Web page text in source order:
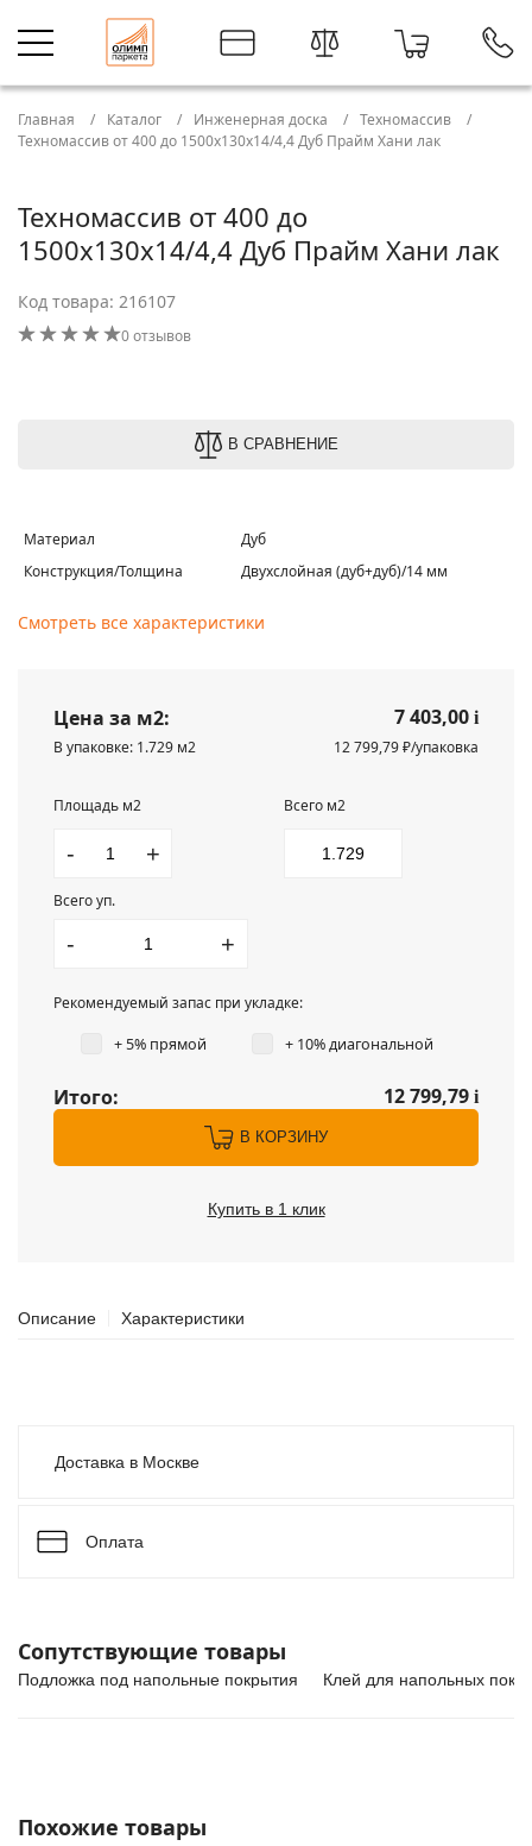
Главная Каталог Инженерная доска
Техномассив
Техномассив от 400 до 1500х130х14/4,4 Дуб Прайм Хани лак
Техномассив от 400 до
1500х130х14/4,4 Дуб Прайм Хани лак
Код товара: 216107
0 отзывов
В СРАВНЕНИЕ
Материал
Дуб
Конструкция/Толщина
Двухслойная (дуб+дуб)/14 мм
Смотреть все характеристики
Цена за м2: 7 403,00 i
В упаковке: 1.729 м2
12 799,79 ₽/упаковка
Площадь м2
- +
Всего м2
Всего уп.
- +
Рекомендуемый запас при укладке:
+ 5% прямой + 10% диагональной
Итого: 12 799,79 i
В КОРЗИНУ
Купить в 1 клик
Описание Характеристики
Доставка в Москве
Оплата
Сопутствующие товары
Подложка под напольные покрытия Клей для напольных
Похожие товары